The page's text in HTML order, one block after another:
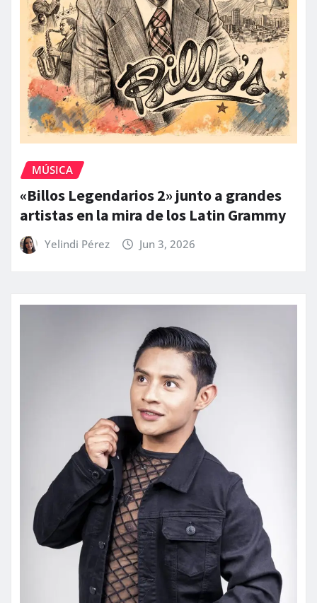
MÚSICA
«Billos Legendarios 2» junto a grandes
artistas en la mira de los Latin Grammy
Yelindi Pérez Jun 3, 2026